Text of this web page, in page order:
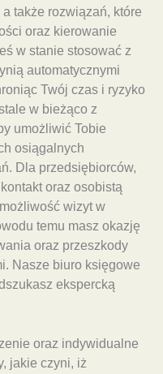
także rozwiązań, które
oraz kierowanie
w stanie stosować z
automatycznymi
Twój czas i ryzyko
w bieżąco z
umożliwić Tobie
osiągalnych
Dla przedsiębiorców,
oraz osobistą
wizyt w
temu masz okazję
oraz przeszkody
Nasze biuro księgowe
ekspercką
oraz indywidualne
jakie czyni, iż